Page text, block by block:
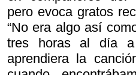
pero evoca gratos
“No era algo así
tres horas al día
aprendiera la